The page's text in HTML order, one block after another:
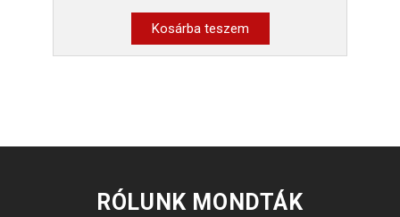
Kosárba teszem
RÓLUNK MONDTÁK